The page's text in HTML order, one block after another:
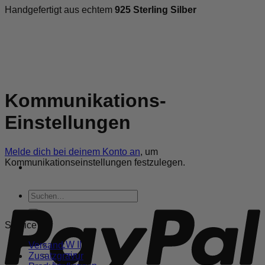
Handgefertigt aus echtem 925 Sterling Silber
Suchen
nach:
WOMEN
NEW IN
Ohrringe
Kommunikations-
Einstellungen
Melde dich bei deinem Konto an, um
Kommunikationseinstellungen festzulegen.
Service
Versand
Zusatzgravur